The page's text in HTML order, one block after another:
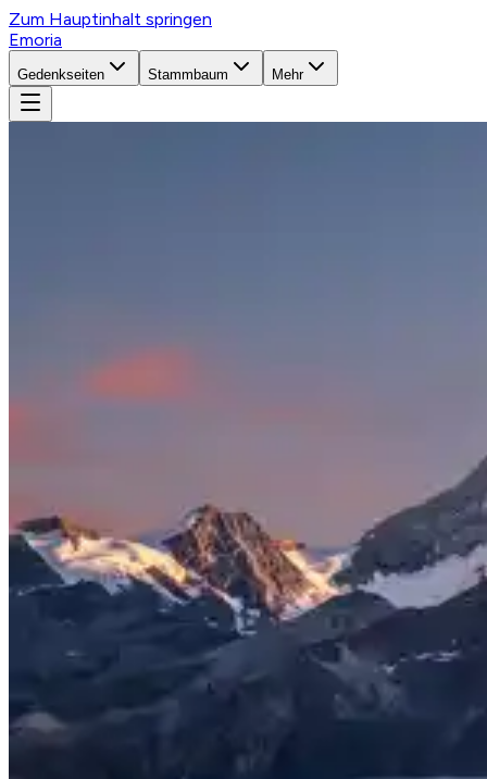
Zum Hauptinhalt springen
Emoria
Gedenkseiten Stammbaum Mehr